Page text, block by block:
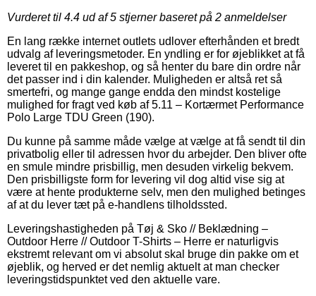
Vurderet til 4.4 ud af 5 stjerner baseret på 2 anmeldelser
En lang række internet outlets udlover efterhånden et bredt
udvalg af leveringsmetoder. En yndling er for øjeblikket at få
leveret til en pakkeshop, og så henter du bare din ordre når
det passer ind i din kalender. Muligheden er altså ret så
smertefri, og mange gange endda den mindst kostelige
mulighed for fragt ved køb af 5.11 – Kortærmet Performance
Polo Large TDU Green (190).
Du kunne på samme måde vælge at vælge at få sendt til din
privatbolig eller til adressen hvor du arbejder. Den bliver ofte
en smule mindre prisbillig, men desuden virkelig bekvem.
Den prisbilligste form for levering vil dog altid vise sig at
være at hente produkterne selv, men den mulighed betinges
af at du lever tæt på e-handlens tilholdssted.
Leveringshastigheden på Tøj & Sko // Beklædning –
Outdoor Herre // Outdoor T-Shirts – Herre er naturligvis
ekstremt relevant om vi absolut skal bruge din pakke om et
øjeblik, og herved er det nemlig aktuelt at man checker
leveringstidspunktet ved den aktuelle vare.